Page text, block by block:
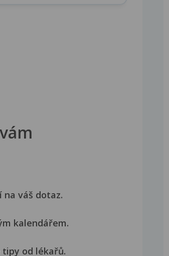
na váš dotaz.
kalendářem.
od lékařů.